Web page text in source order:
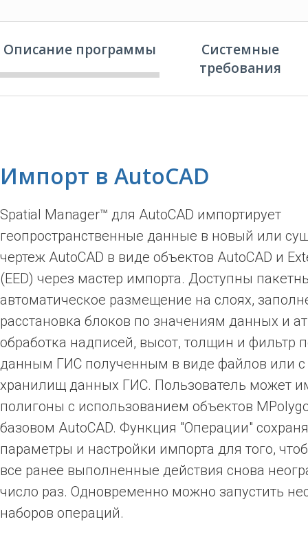
Описание программы
Системные
требования
Импорт в AutoCAD
Spatial Manager™ для AutoCAD импортирует
геопространственные данные в новый или
чертеж AutoCAD в виде объектов AutoCAD и
(EED) через мастер импорта. Доступны
автоматическое размещение на слоях,
расстановка блоков по значениям данных и
обработка надписей, высот, толщин и фильтр
данным ГИС полученным в виде файлов или с
хранилищ данных ГИС. Пользователь может
полигоны с использованием объектов
базовом AutoCAD. Функция "Операции"
параметры и настройки импорта для того,
все ранее выполненные действия снова
число раз. Одновременно можно запустить
наборов операций.